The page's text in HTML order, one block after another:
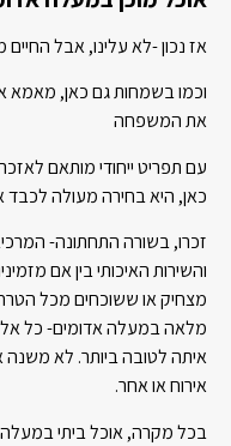
אז נכון -לא עלינו, אבל החיים
וכמו בשמחות גם כאן, מאמא
את המשפחה
עם תפריט ייחודי מותאם
כאן, היא בחירה מעולה
זכרו, בשורה התחתונה-
והשירות האיכותי בין אם
מצחיק או ששוכחים מכל
מלאה במעלה אדומים- כל
איתה לטובה ביותר. לא משנה
אירוח או אחר.
בכל מקרה, אוכל ביתי